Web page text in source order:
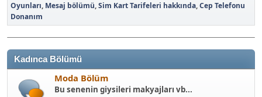
Oyunları Mesaj bölümü Sim Kart Tarifeleri hakkında Cep Telefonu
Donanım
Kadınca Bölümü
Moda Bölüm
Bu senenin giysileri makyajları vb...